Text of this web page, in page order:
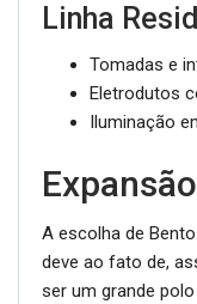
Linha
Tomadas e
Eletrodutos
Iluminação
A escolha de
deve ao fato de,
ser um grande